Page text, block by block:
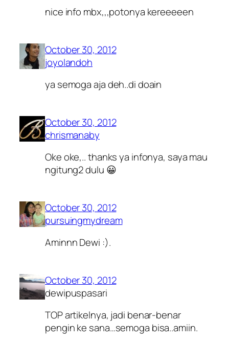
nice info mbx,,,potonya kereeeeen
October 30, 2012
joyolandoh
ya semoga aja deh..di doain
October 30, 2012
chrismanaby
Oke oke,.. thanks ya infonya, saya mau
ngitung2 dulu 😀
October 30, 2012
pursuingmydream
Aminnn Dewi :).
October 30, 2012
dewipuspasari
TOP artikelnya, jadi benar-benar
pengin ke sana…semoga bisa..amiin.